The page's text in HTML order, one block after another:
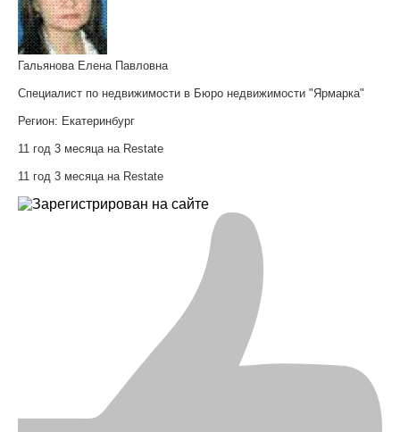
Гальянова Елена Павловна
Специалист по недвижимости в Бюро недвижимости "Ярмарка"
Регион: Екатеринбург
11 год 3 месяца на Restate
11 год 3 месяца на Restate